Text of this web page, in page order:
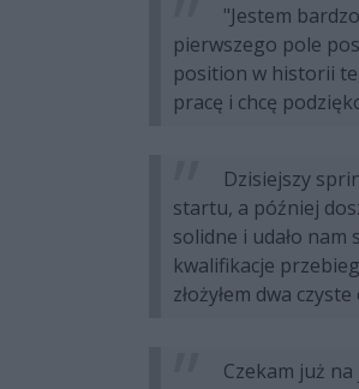
"Jestem
pierwszego pole
position w historii
pracę i chcę
Dzisiejszy
startu, a później
solidne i udało
kwalifikacje
złożyłem dwa
Czekam już